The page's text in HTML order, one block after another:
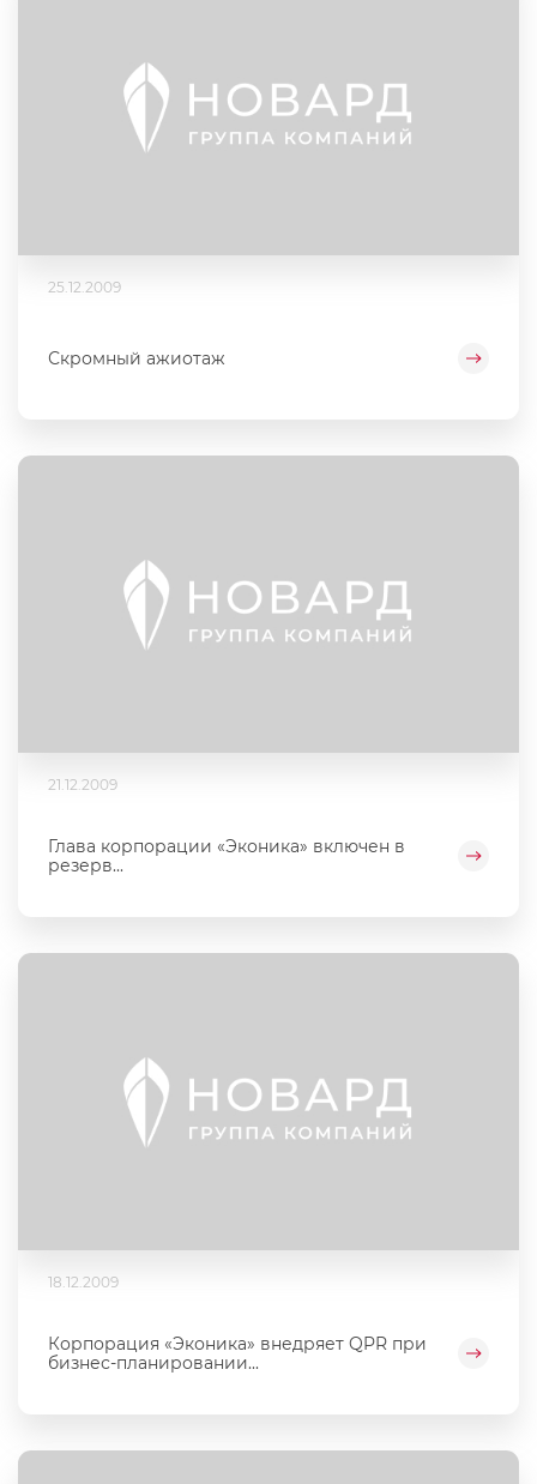
25.12.2009
Скромный ажиотаж
21.12.2009
Глава корпорации «Эконика» включен в
резерв...
18.12.2009
Корпорация «Эконика» внедряет QPR при
бизнес-планировании...